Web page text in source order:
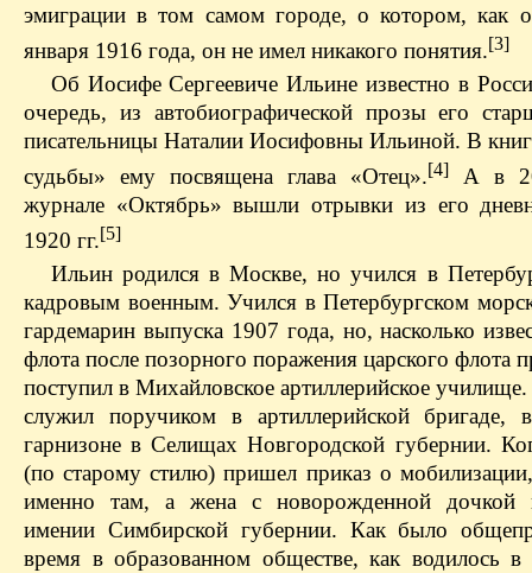
эмиграции в том самом городе, о котором, как
января 1916 года, он не имел никакого понятия.[3]
Об Иосифе Сергеевиче Ильине известно в
очередь, из автобиографической прозы его
писательницы Наталии Иосифовны Ильиной. В
судьбы» ему посвящена глава «Отец».[4]
А в
журнале «Октябрь» вышли отрывки из его
1920 гг.[5]
Ильин родился в Москве, но учился в
кадровым военным. Учился в Петербургском
гардемарин выпуска 1907 года, но, насколько
флота после позорного поражения царского флота
поступил в Михайловское артиллерийское
служил поручиком в артиллерийской бригаде,
гарнизоне в Селищах Новгородской губернии.
(по старому стилю) пришел приказ о
именно там, а жена с новорожденной дочкой
имении Симбирской губернии. Как было
время в образованном обществе, как водилось в